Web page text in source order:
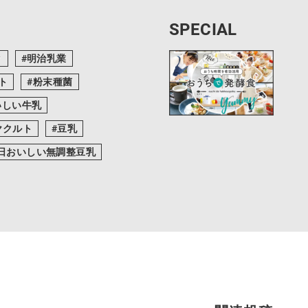
明治乳業
粉末種菌
い牛乳
クルト
豆乳
おいしい無調整豆乳
SPECIAL